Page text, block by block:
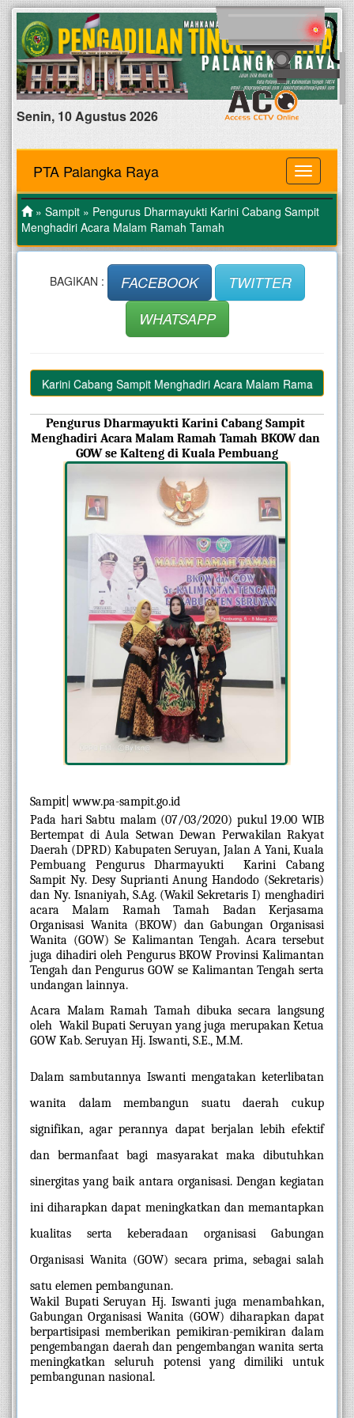
Senin, 10 Agustus 2026
MENU
PTA Palangka Raya
» Sampit » Pengurus Dharmayukti Karini Cabang Sampit
Menghadiri Acara Malam Ramah Tamah
BAGIKAN : FACEBOOK
TWITTER
WHATSAPP
Karini Cabang Sampit Menghadiri Acara Malam Ramah Tamah
Pengurus Dharmayukti Karini Cabang Sampit
Menghadiri Acara Malam Ramah Tamah BKOW dan
GOW se Kalteng di Kuala Pembuang
Sampit| www.pa-sampit.go.id
Pada hari Sabtu malam (07/03/2020) pukul 19.00 WIB
Bertempat di Aula Setwan Dewan Perwakilan Rakyat
Daerah (DPRD) Kabupaten Seruyan, Jalan A Yani, Kuala
Pembuang Pengurus Dharmayukti  Karini Cabang
Sampit Ny. Desy Suprianti Anung Handodo (Sekretaris)
dan Ny. Isnaniyah, S.Ag. (Wakil Sekretaris I) menghadiri
acara Malam Ramah Tamah Badan Kerjasama
Organisasi Wanita (BKOW) dan Gabungan Organisasi
Wanita (GOW) Se Kalimantan Tengah. Acara tersebut
juga dihadiri oleh Pengurus BKOW Provinsi Kalimantan
Tengah dan Pengurus GOW se Kalimantan Tengah serta
undangan lainnya.
Acara Malam Ramah Tamah dibuka secara langsung
oleh  Wakil Bupati Seruyan yang juga merupakan Ketua
GOW Kab. Seruyan Hj. Iswanti, S.E., M.M.
Dalam sambutannya Iswanti mengatakan keterlibatan
wanita dalam membangun suatu daerah cukup
signifikan, agar perannya dapat berjalan lebih efektif
dan bermanfaat bagi masyarakat maka dibutuhkan
sinergitas yang baik antara organisasi. Dengan kegiatan
ini diharapkan dapat meningkatkan dan memantapkan
kualitas serta keberadaan organisasi Gabungan
Organisasi Wanita (GOW) secara prima, sebagai salah
satu elemen pembangunan.
Wakil Bupati Seruyan Hj. Iswanti juga menambahkan,
Gabungan Organisasi Wanita (GOW) diharapkan dapat
berpartisipasi memberikan pemikiran-pemikiran dalam
pengembangan daerah dan pengembangan wanita serta
meningkatkan seluruh potensi yang dimiliki untuk
pembangunan nasional.